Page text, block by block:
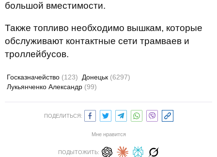
большой вместимости.
Также топливо необходимо вышкам, которые
обслуживают контактные сети трамваев и
троллейбусов.
Госказначейство (123) Донецьк (6297)
Лукьянченко Александр (99)
ПОДЕЛИТЬСЯ:
Мне нравится
ПОДЫТОЖИТЬ: